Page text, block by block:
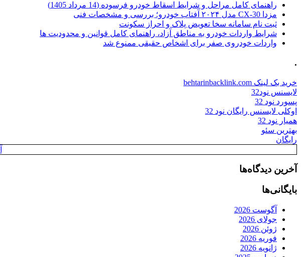
راهنمای کامل مراحل و شرایط اسقاط خودرو فرسوده (14 مرداد 1405)
مزدا CX-30 مدل ۲۰۲۴ آفتاب خودرو؛ بررسی و مشخصات فنی
ثبت نام سامانه سخا تعویض پلاک و احراز سکونت
شرایط واردات خودرو به مناطق آزاد، راهنمای کامل قوانین و محدودیت ها
واردات خودروی صفر برای اشخاص حقیقی ممنوع شد
.
خرید بک لینک behtarinbacklink.com
لایسنس نود32
پسورد نود 32
اوکلی لایسنس رایگان نود 32
همیار نود 32
بهترین سئو
رایگان
آخرین دیدگاه‌ها
بایگانی‌ها
آگوست 2026
جولای 2026
ژوئن 2026
فوریه 2026
ژانویه 2026